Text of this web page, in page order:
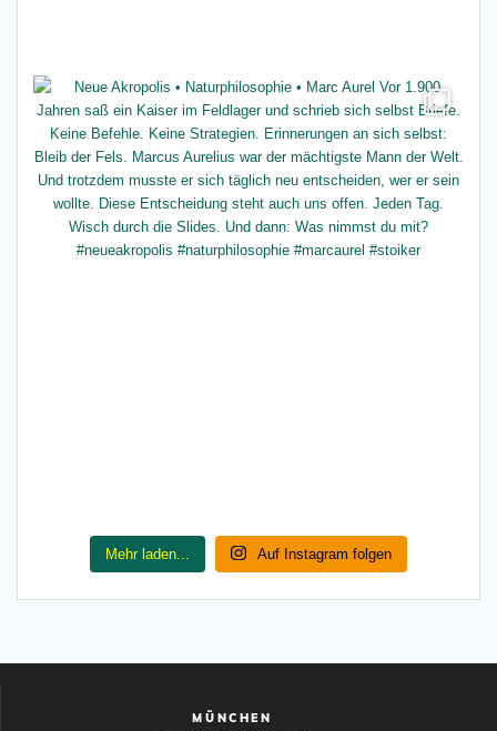
Mehr laden... Auf Instagram folgen
MÜNCHEN